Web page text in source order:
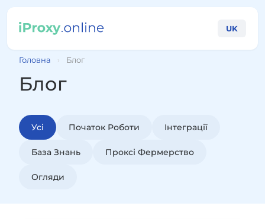
UK
Головна › Блог
Блог
Усі Початок Роботи Інтеграції
База Знань Проксі Фермерство
Огляди